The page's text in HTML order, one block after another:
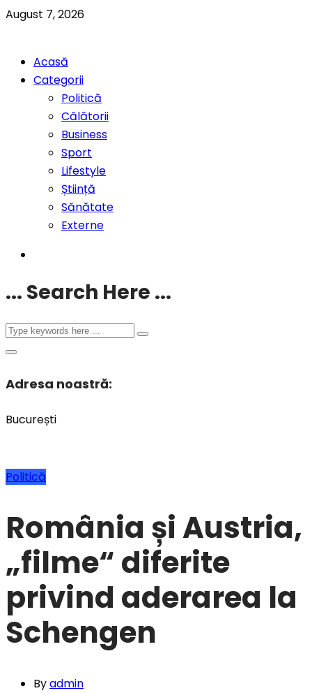
August 7, 2026
Acasă
Categorii
Politică
Călătorii
Business
Sport
Lifestyle
Știință
Sănătate
Externe
... Search Here ...
Adresa noastră:
București
Politică
România și Austria,
„filme“ diferite
privind aderarea la
Schengen
Byadmin